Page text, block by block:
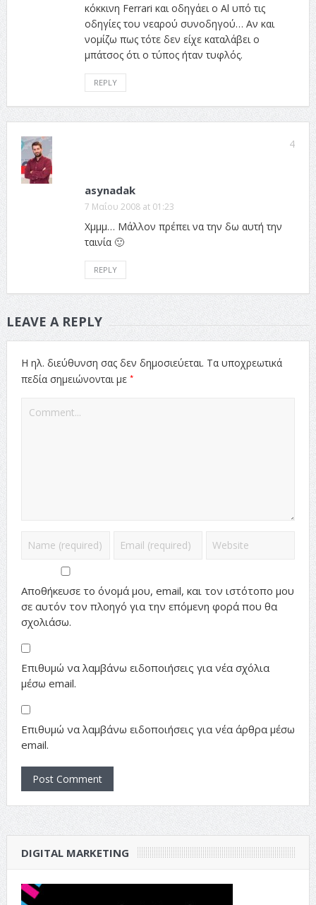
κόκκινη Ferrari και οδηγάει ο Al υπό τις
οδηγίες του νεαρού συνοδηγού… Αν και
νομίζω πως τότε δεν είχε καταλάβει ο
μπάτσος ότι ο τύπος ήταν τυφλός.
REPLY
4
asynadak
7 Μαΐου 2008 at 01:23
Χμμμ… Μάλλον πρέπει να την δω αυτή την
ταινία 🙂
REPLY
LEAVE A REPLY
Η ηλ. διεύθυνση σας δεν δημοσιεύεται. Τα υποχρεωτικά
πεδία σημειώνονται με *
Αποθήκευσε το όνομά μου, email, και τον ιστότοπο μου
σε αυτόν τον πλοηγό για την επόμενη φορά που θα
σχολιάσω.
Επιθυμώ να λαμβάνω ειδοποιήσεις για νέα σχόλια
μέσω email.
Επιθυμώ να λαμβάνω ειδοποιήσεις για νέα άρθρα μέσω
email.
DIGITAL MARKETING